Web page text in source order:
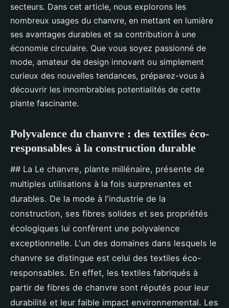
secteurs. Dans cet article, nous explorons les
nombreux usages du chanvre, en mettant en lumière
ses avantages durables et sa contribution à une
économie circulaire. Que vous soyez passionné de
mode, amateur de design innovant ou simplement
curieux des nouvelles tendances, préparez-vous à
découvrir les innombrables potentialités de cette
plante fascinante.
Polyvalence du chanvre : des textiles éco-
responsables à la construction durable
## La Le chanvre, plante millénaire, présente de
multiples utilisations à la fois surprenantes et
durables. De la mode à l'industrie de la
construction, ses fibres solides et ses propriétés
écologiques lui confèrent une polyvalence
exceptionnelle. L'un des domaines dans lesquels le
chanvre se distingue est celui des textiles éco-
responsables. En effet, les textiles fabriqués à
partir de fibres de chanvre sont réputés pour leur
durabilité et leur faible impact environnemental. Les